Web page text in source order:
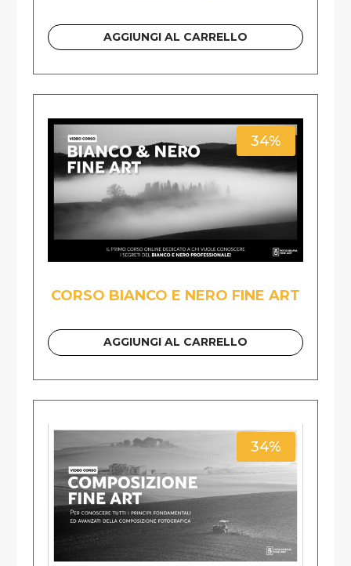
AGGIUNGI AL CARRELLO
34%
CORSO BIANCO E NERO FINE ART
AGGIUNGI AL CARRELLO
34%